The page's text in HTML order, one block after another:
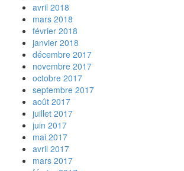
avril 2018
mars 2018
février 2018
janvier 2018
décembre 2017
novembre 2017
octobre 2017
septembre 2017
août 2017
juillet 2017
juin 2017
mai 2017
avril 2017
mars 2017